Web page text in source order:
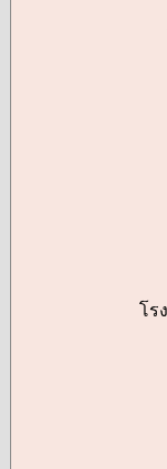
โร